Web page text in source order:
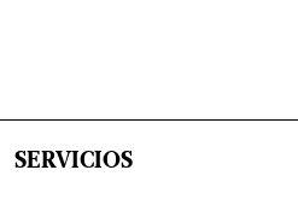
SERVICIOS